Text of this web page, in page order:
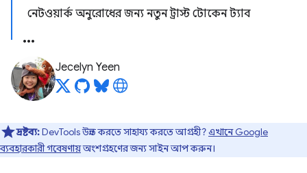
নেটওয়ার্ক অনুরোধের জন্য নতুন ট্রাস্ট টোকেন ট্যাব
Jecelyn Yeen
দ্রষ্টব্য:DevTools উন্নত করতে সাহায্য করতে আগ্রহী?এখানে Google
ব্যবহারকারী গবেষণায়অংশগ্রহণের জন্য সাইন আপ করুন।